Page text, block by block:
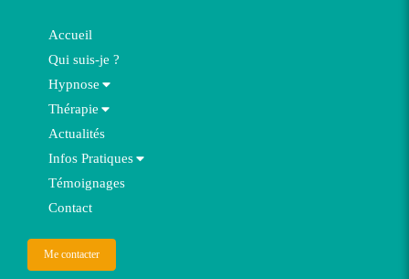
Accueil
Qui suis-je ?
Hypnose
Thérapie
Actualités
Infos Pratiques
Témoignages
Contact
Me contacter